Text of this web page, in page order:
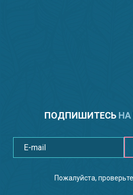
ПОДПИШИТЕСЬ НА
Пожалуйста, проверьте